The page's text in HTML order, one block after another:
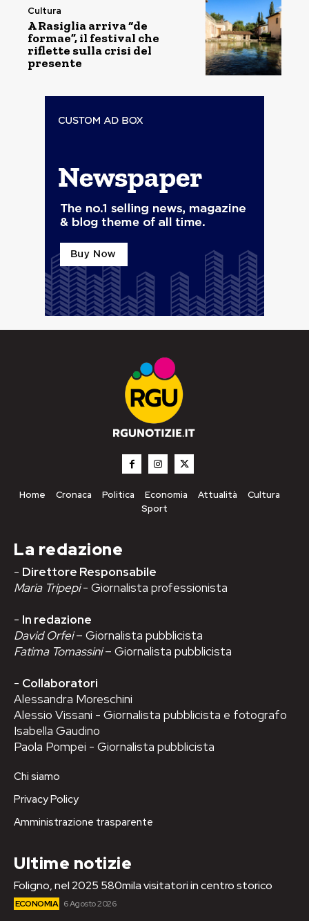
Cultura
A Rasiglia arriva “de
formae”, il festival che
riflette sulla crisi del
presente
Home Cronaca Politica Economia Attualità
Cultura
Sport
La redazione
- Direttore Responsabile
Maria Tripepi- Giornalista professionista
- In redazione
David Orfei– Giornalista pubblicista
Fatima Tomassini– Giornalista pubblicista
- Collaboratori
Alessandra Moreschini
Alessio Vissani - Giornalista pubblicista e fotografo
Isabella Gaudino
Paola Pompei - Giornalista pubblicista
Chi siamo
Privacy Policy
Amministrazione trasparente
Ultime notizie
Foligno, nel 2025 580mila visitatori in centro storico
ECONOMIA 6 Agosto 2026